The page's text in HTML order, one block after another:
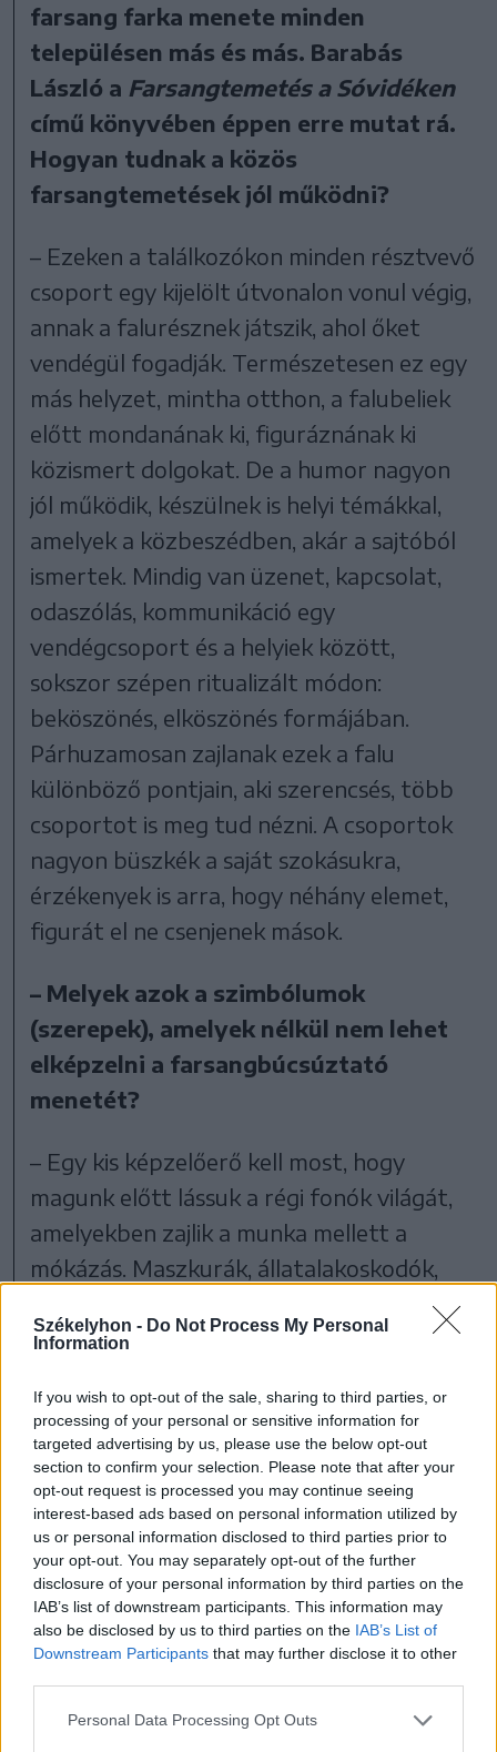
Székelyhon - Do Not Process My Personal
Information
If you wish to opt-out of the sale, sharing to third parties, or
processing of your personal or sensitive information for
targeted advertising by us, please use the below opt-out
section to confirm your selection. Please note that after your
opt-out request is processed you may continue seeing
interest-based ads based on personal information utilized by
us or personal information disclosed to third parties prior to
your opt-out. You may separately opt-out of the further
disclosure of your personal information by third parties on the
IAB’s list of downstream participants. This information may
also be disclosed by us to third parties on the IAB’s List of
Downstream Participants that may further disclose it to other
Personal Data Processing Opt Outs
farsang farka menete minden
településen más és más. Barabás
László a Farsangtemetés a Sóvidéken
című könyvében éppen erre mutat rá.
Hogyan tudnak a közös
farsangtemetések jól működni?
– Ezeken a találkozókon minden résztvevő
csoport egy kijelölt útvonalon vonul végig,
annak a falurésznek játszik, ahol őket
vendégül fogadják. Természetesen ez egy
más helyzet, mintha otthon, a falubeliek
előtt mondanának ki, figuráznának ki
közismert dolgokat. De a humor nagyon
jól működik, készülnek is helyi témákkal,
amelyek a közbeszédben, akár a sajtóból
ismertek. Mindig van üzenet, kapcsolat,
odaszólás, kommunikáció egy
vendégcsoport és a helyiek között,
sokszor szépen ritualizált módon:
beköszönés, elköszönés formájában.
Párhuzamosan zajlanak ezek a falu
különböző pontjain, aki szerencsés, több
csoportot is meg tud nézni. A csoportok
nagyon büszkék a saját szokásukra,
érzékenyek is arra, hogy néhány elemet,
figurát el ne csenjenek mások.
– Melyek azok a szimbólumok
(szerepek), amelyek nélkül nem lehet
elképzelni a farsangbúcsúztató
menetét?
– Egy kis képzelőerő kell most, hogy
magunk előtt lássuk a régi fonók világát,
amelyekben zajlik a munka mellett a
mókázás. Maszkurák, állatalakoskodók,
fonókban, ezekre ma is sokan emlékeznek
megjelennek a farsangtemetési
felvonuláson.
A megyei találkozón
többféle figurát látunk,
minden falunak
megvannak a sajátos
alakjai, de tudni kell, hogy